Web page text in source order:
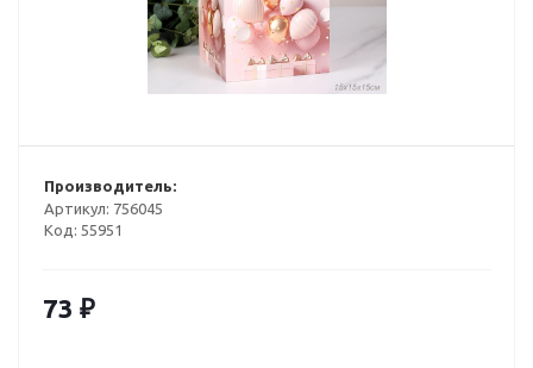
Производитель:
Артикул: 756045
Код: 55951
73 ₽